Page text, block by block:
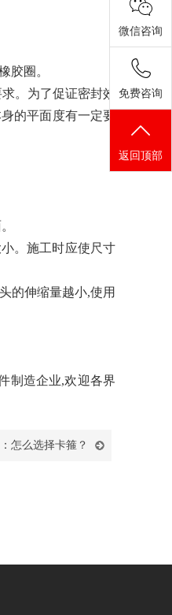
胶圈。
。为了促证密封效
的平面度有一定要
。施工时应使尺寸
的伸缩量越小,使用
制造企业,欢迎各界
怎么选择卡箍？
微信咨询
免费咨询
返回顶部